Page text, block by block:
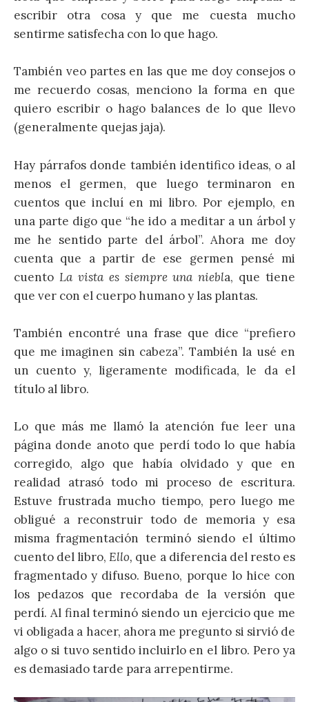
escribir otra cosa y que me cuesta mucho
sentirme satisfecha con lo que hago.
También veo partes en las que me doy consejos o
me recuerdo cosas, menciono la forma en que
quiero escribir o hago balances de lo que llevo
(generalmente quejas jaja).
Hay párrafos donde también identifico ideas, o al
menos el germen, que luego terminaron en
cuentos que incluí en mi libro. Por ejemplo, en
una parte digo que “he ido a meditar a un árbol y
me he sentido parte del árbol”. Ahora me doy
cuenta que a partir de ese germen pensé mi
cuento La vista es siempre una niebla, que tiene
que ver con el cuerpo humano y las plantas.
También encontré una frase que dice “prefiero
que me imaginen sin cabeza”. También la usé en
un cuento y, ligeramente modificada, le da el
título al libro.
Lo que más me llamó la atención fue leer una
página donde anoto que perdí todo lo que había
corregido, algo que había olvidado y que en
realidad atrasó todo mi proceso de escritura.
Estuve frustrada mucho tiempo, pero luego me
obligué a reconstruir todo de memoria y esa
misma fragmentación terminó siendo el último
cuento del libro,Ello, que a diferencia del resto es
fragmentado y difuso. Bueno, porque lo hice con
los pedazos que recordaba de la versión que
perdí. Al final terminó siendo un ejercicio que me
vi obligada a hacer, ahora me pregunto si sirvió de
algo o si tuvo sentido incluirlo en el libro. Pero ya
es demasiado tarde para arrepentirme.